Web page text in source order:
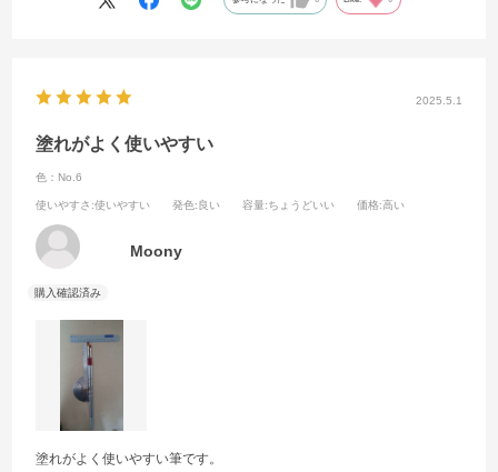
2025.5.1
塗れがよく使いやすい
色：No.6
使いやすさ :使いやすい 発色:良い 容量:ちょうどいい 価格:高い
Moony
塗れがよく使いやすい筆です。